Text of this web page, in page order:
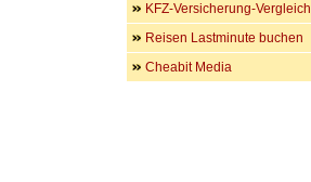
KFZ-Versicherung-Vergleich
Reisen Lastminute buchen
Cheabit Media